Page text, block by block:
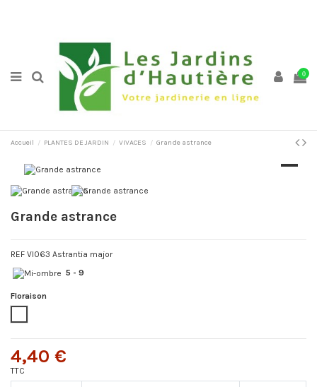
0
Accueil PLANTES DE JARDIN VIVACES Grande astrance
Grande astrance
REF VI063 Astrantia major
5 - 9
Floraison
4,40 €
TTC